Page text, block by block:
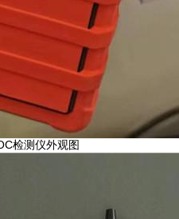
检测仪外观图